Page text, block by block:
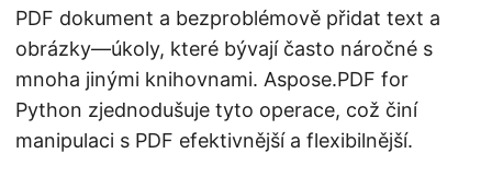
PDF dokument a bezproblémově přidat text a
obrázky—úkoly, které bývají často náročné s
mnoha jinými knihovnami. Aspose.PDF for
Python zjednodušuje tyto operace, což činí
manipulaci s PDF efektivnější a flexibilnější.